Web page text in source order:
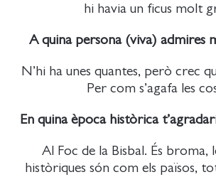
hi havia un ficus molt
A quina persona (viva) admires
N’hi ha unes quantes, però crec
Per com s’agafa les
En quina època històrica
Al Foc de la Bisbal. És broma,
històriques són com els països,